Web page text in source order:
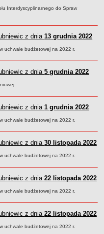
Interdyscyplinarnego do Spraw
z dnia13 grudnia 2022
uchwale budżetowej na 2022 r.
z dnia5 grudnia 2022
z dnia1 grudnia 2022
uchwale budżetowej na 2022 r.
z dnia30 listopada 2022
uchwale budżetowej na 2022 r.
z dnia22 listopada 2022
uchwale budżetowej na 2022 r.
z dnia22 listopada 2022
uchwale budżetowej na 2022 r.